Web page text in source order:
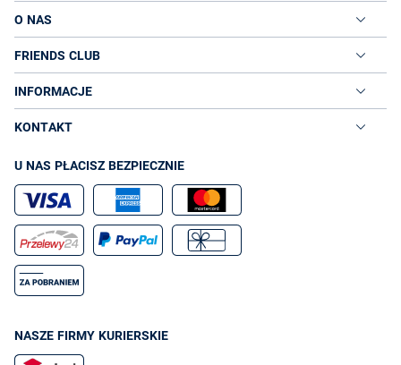
O NAS
FRIENDS CLUB
INFORMACJE
KONTAKT
U NAS PŁACISZ BEZPIECZNIE
NASZE FIRMY KURIERSKIE